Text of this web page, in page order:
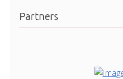
Partners